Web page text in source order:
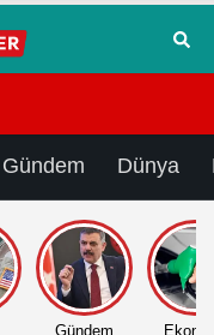
Gündem Dünya
Gündem